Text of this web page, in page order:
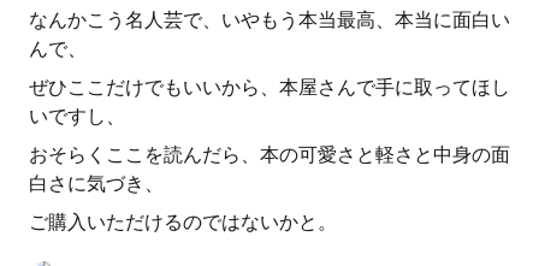
なんかこう名人芸で、いやもう本当最高、本当に面白い
んで、
ぜひここだけでもいいから、本屋さんで手に取ってほし
いですし、
おそらくここを読んだら、本の可愛さと軽さと中身の面
白さに気づき、
ご購入いただけるのではないかと。